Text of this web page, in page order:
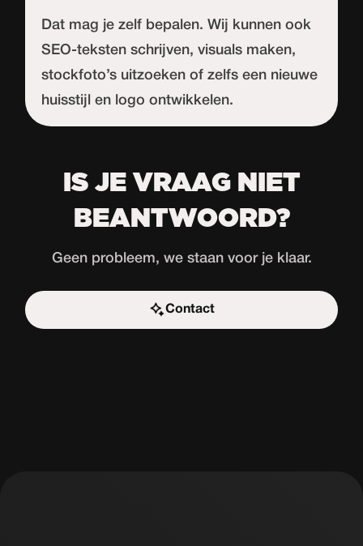
Dat mag je zelf bepalen. Wij kunnen ook
SEO-teksten schrijven, visuals maken,
stockfoto’s uitzoeken of zelfs een nieuwe
huisstijl en logo ontwikkelen.
IS JE VRAAG NIET
BEANTWOORD?
Geen probleem, we staan voor je klaar.
Contact
Start de uitdaging